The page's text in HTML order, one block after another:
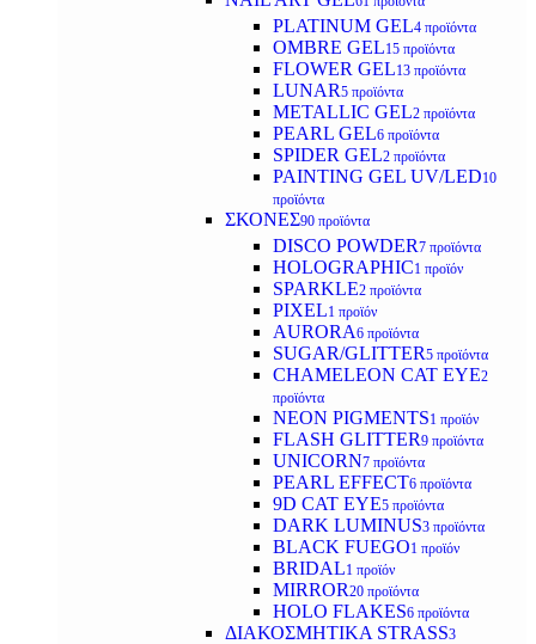
PLATINUM GEL4 προϊόντα
OMBRE GEL15 προϊόντα
FLOWER GEL13 προϊόντα
LUNAR5 προϊόντα
METALLIC GEL2 προϊόντα
PEARL GEL6 προϊόντα
SPIDER GEL2 προϊόντα
PAINTING GEL UV/LED10
προϊόντα
ΣΚΟΝΕΣ90 προϊόντα
DISCO POWDER7 προϊόντα
HOLOGRAPHIC1 προϊόν
SPARKLE2 προϊόντα
PIXEL1 προϊόν
AURORA6 προϊόντα
SUGAR/GLITTER5 προϊόντα
CHAMELEON CAT EYE2
προϊόντα
NEON PIGMENTS1 προϊόν
FLASH GLITTER9 προϊόντα
UNICORN7 προϊόντα
PEARL EFFECT6 προϊόντα
9D CAT EYE5 προϊόντα
DARK LUMINUS3 προϊόντα
BLACK FUEGO1 προϊόν
BRIDAL1 προϊόν
MIRROR20 προϊόντα
HOLO FLAKES6 προϊόντα
ΔΙΑΚΟΣΜΗΤΙΚΑ STRASS3